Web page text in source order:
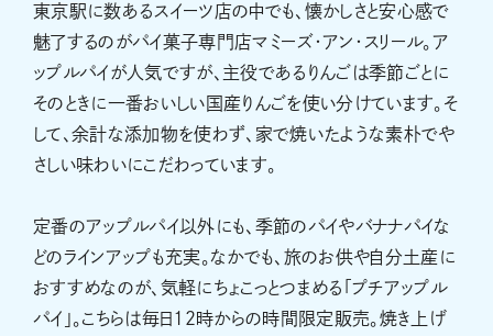
東京駅に数あるスイーツ店の中でも、懐かしさと安心感で
魅了するのがパイ菓子専門店マミーズ・アン・スリール。ア
ップルパイが人気ですが、主役であるりんごは季節ごとに
そのときに一番おいしい国産りんごを使い分けています。そ
して、余計な添加物を使わず、家で焼いたような素朴でや
さしい味わいにこだわっています。
定番のアップルパイ以外にも、季節のパイやバナナパイな
どのラインアップも充実。なかでも、旅のお供や自分土産に
おすすめなのが、気軽にちょこっとつまめる「プチアップル
パイ」。こちらは毎日12時からの時間限定販売。焼き上げ